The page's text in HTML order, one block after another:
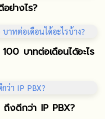
ย่างไร?
บาทต่อเดือนได้อะไร
งดีกว่า IP PBX?